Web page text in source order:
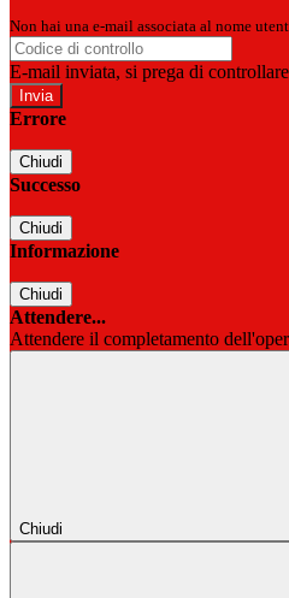
Non hai una e-mail associata al nome
E-mail inviata, si prega di
Errore
Chiudi
Successo
Chiudi
Informazione
Chiudi
Attendere...
Attendere il completamento
Chiudi